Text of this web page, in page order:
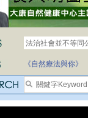
法治社會並不等同
自家教育合法化-
《自然療法與你》